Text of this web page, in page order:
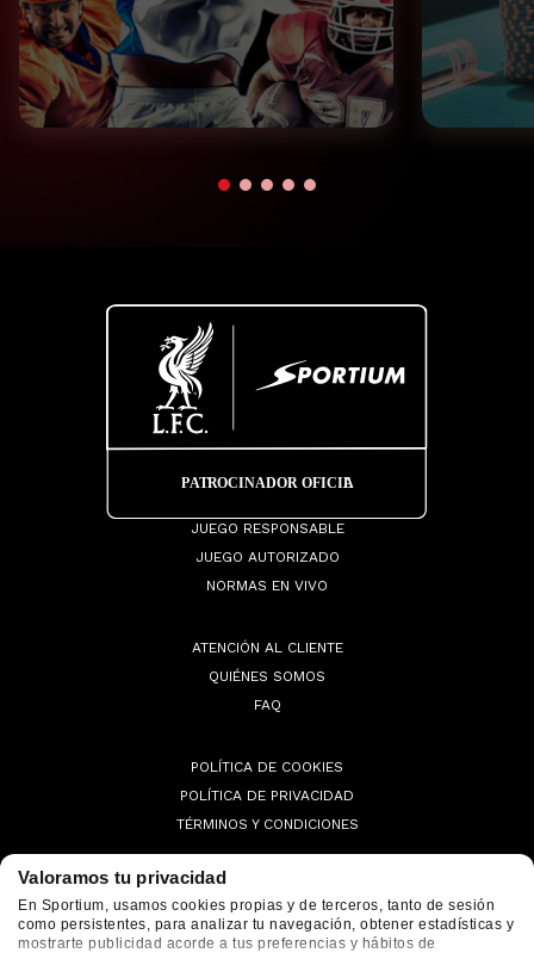
Valoramos tu privacidad
En Sportium, usamos cookies propias y de terceros, tanto de sesión
como persistentes, para analizar tu navegación, obtener estadísticas y
mostrarte publicidad acorde a tus preferencias y hábitos de
JUEGO RESPONSABLE
JUEGO AUTORIZADO
NORMAS EN VIVO
ATENCIÓN AL CLIENTE
QUIÉNES SOMOS
FAQ
POLÍTICA DE COOKIES
POLÍTICA DE PRIVACIDAD
TÉRMINOS Y CONDICIONES
© 2026 Sportium. All Rights Reserved.